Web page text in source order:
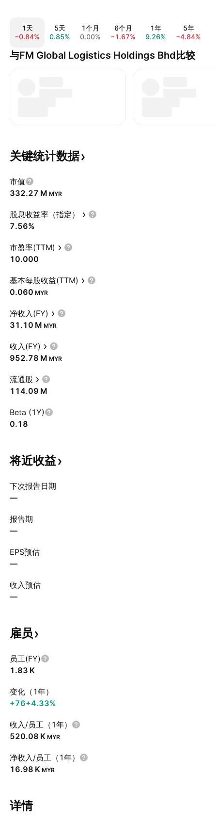
1天
−0.84%
5天
0.85%
1个月
0.00%
6个月
−1.67%
1年
9.26%
5年
−4.84%
与FM Global Logistics Holdings Bhd比较
关键统计数据
市值
‪332.27 M‬ MYR
股息收益率（指定）
7.56%
市盈率(TTM)
10.000
基本每股收益(TTM)
0.060 MYR
净收入(FY)
‪31.10 M‬ MYR
收入(FY)
‪952.78 M‬ MYR
流通股
‪114.09 M‬
Beta (1Y)
0.18
将近收益
下次报告日期
—
报告期
—
EPS预估
—
收入预估
—
雇员
员工(FY)
‪1.83 K‬
变化（1年）
+76+4.33%
收入/员工（1年）
‪520.08 K‬ MYR
净收入/员工（1年）
‪16.98 K‬ MYR
详情